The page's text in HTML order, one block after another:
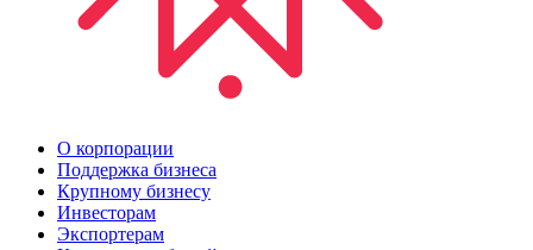
О корпорации
Поддержка бизнеса
Крупному бизнесу
Инвесторам
Экспортерам